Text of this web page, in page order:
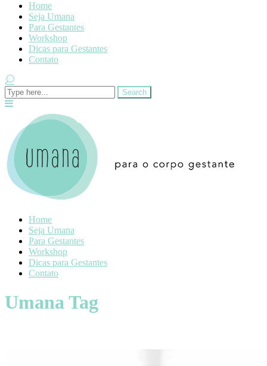
Home
Seja Umana
Para Gestantes
Workshop
Dicas para Gestantes
Contato
Home
Seja Umana
Para Gestantes
Workshop
Dicas para Gestantes
Contato
Umana Tag